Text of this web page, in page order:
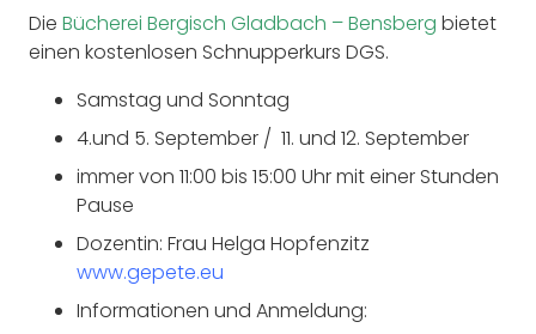
Die Bücherei Bergisch Gladbach – Bensberg bietet
einen kostenlosen Schnupperkurs DGS.
Samstag und Sonntag
4.und 5. September / 11. und 12. September
immer von 11:00 bis 15:00 Uhr mit einer Stunden
Pause
Dozentin: Frau Helga Hopfenzitz
www.gepete.eu
Informationen und Anmeldung: